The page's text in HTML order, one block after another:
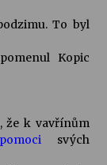
v KlášteřeTo byl
Kopic
že k vavřínům
pomocisvých